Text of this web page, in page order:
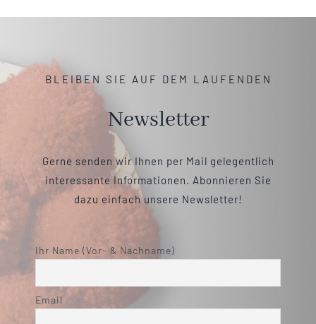
BLEIBEN SIE AUF DEM LAUFENDEN
Newsletter
Gerne senden wir Ihnen per Mail gelegentlich
interessante Informationen. Abonnieren Sie
dazu einfach unsere Newsletter!
Ihr Name (Vor- & Nachname)
Email